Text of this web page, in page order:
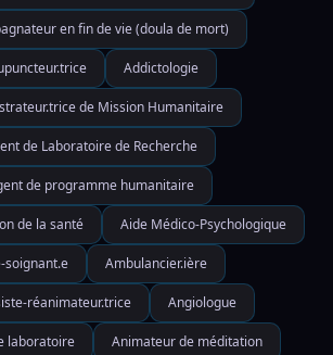
en fin de vie (doula de mort)
Addictologie
de Mission Humanitaire
de Laboratoire de Recherche
de programme humanitaire
de la santé Aide Médico-Psychologique
soignant.e Ambulancier.ière
réanimateur.trice Angiologue
laboratoire Animateur de méditation